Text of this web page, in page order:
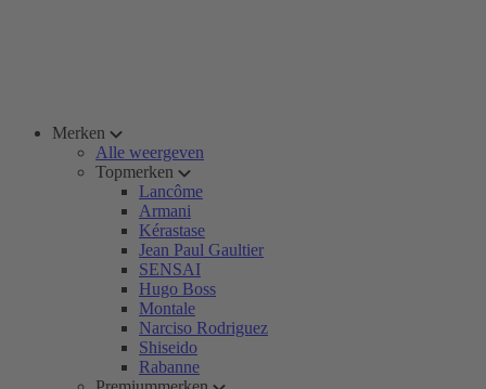
Merken
Alle weergeven
Topmerken
Lancôme
Armani
Kérastase
Jean Paul Gaultier
SENSAI
Hugo Boss
Montale
Narciso Rodriguez
Shiseido
Rabanne